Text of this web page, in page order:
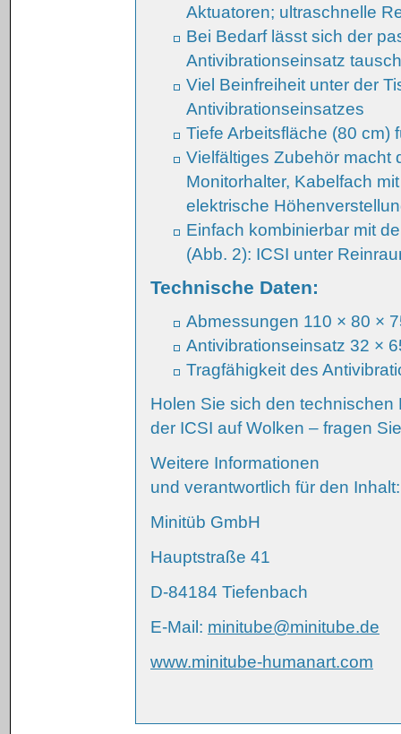
Aktuatoren; ultraschnelle
Bei Bedarf lässt sich der
Antivibrationseinsatz
Viel Beinfreiheit unter der
Antivibrationseinsatzes
Tiefe Arbeitsfläche (80 cm)
Vielfältiges Zubehör macht
Monitorhalter, Kabelfach
elektrische
Einfach kombinierbar mit
(Abb. 2): ICSI unter
Technische Daten:
Abmessungen 110 × 80 ×
Antivibrationseinsatz 32 ×
Tragfähigkeit des
Holen Sie sich den
der ICSI auf Wolken – fragen
Weitere Informationen
und verantwortlich für den Inhalt:
Minitüb GmbH
Hauptstraße 41
D-84184 Tiefenbach
E-Mail: minitube@minitube.de
www.minitube-humanart.com